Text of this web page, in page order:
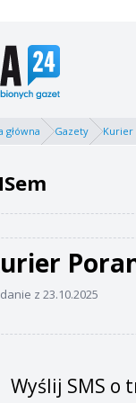
główna Gazety Kurier
z 23.10.2025
Wyślij SMS o